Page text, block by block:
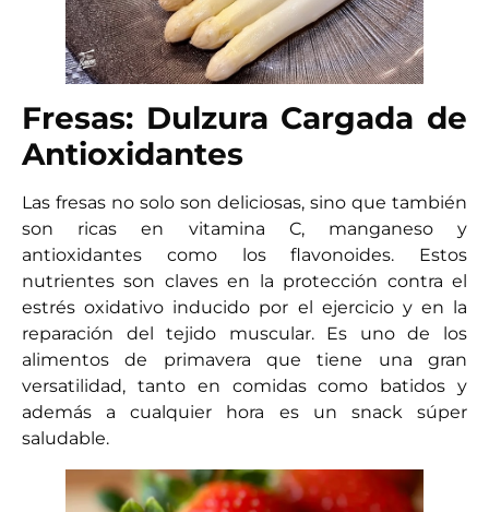
Fresas: Dulzura Cargada de
Antioxidantes
Las fresas no solo son deliciosas, sino que también
son ricas en vitamina C, manganeso y
antioxidantes como los flavonoides. Estos
nutrientes son claves en la protección contra el
estrés oxidativo inducido por el ejercicio y en la
reparación del tejido muscular. Es uno de los
alimentos de primavera que tiene una gran
versatilidad, tanto en comidas como batidos y
además a cualquier hora es un snack súper
saludable.